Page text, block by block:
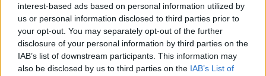
interest-based ads based on personal information utilized by
us or personal information disclosed to third parties prior to
your opt-out. You may separately opt-out of the further
disclosure of your personal information by third parties on the
IAB’s list of downstream participants. This information may
also be disclosed by us to third parties on the IAB’s List of
κρυφή κάμερα σε airbnb -«Δεν το γνώριζα», λέει ο
ιδιοκτήτης
Μήνυση κατά του εφέτη ανακριτή των Τεμπών
κατέθεσε η Μαρία Καρυστιανού και άλλοι συγγενείς
θυμάτων